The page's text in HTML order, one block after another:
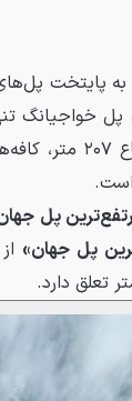
به پایتخت
پل
بلکه با داشتن یک
پل
پل جهان»